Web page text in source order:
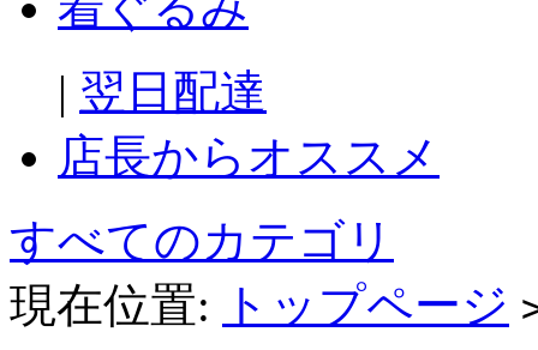
| 翌日配達
店長からオススメ
すべてのカテゴリ
現在位置:
トップページ